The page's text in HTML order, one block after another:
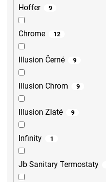
Hoffer 9
Chrome 12
Illusion Černé 9
Illusion Chrom 9
Illusion Zlaté 9
Infinity 1
Jb Sanitary Termostaty